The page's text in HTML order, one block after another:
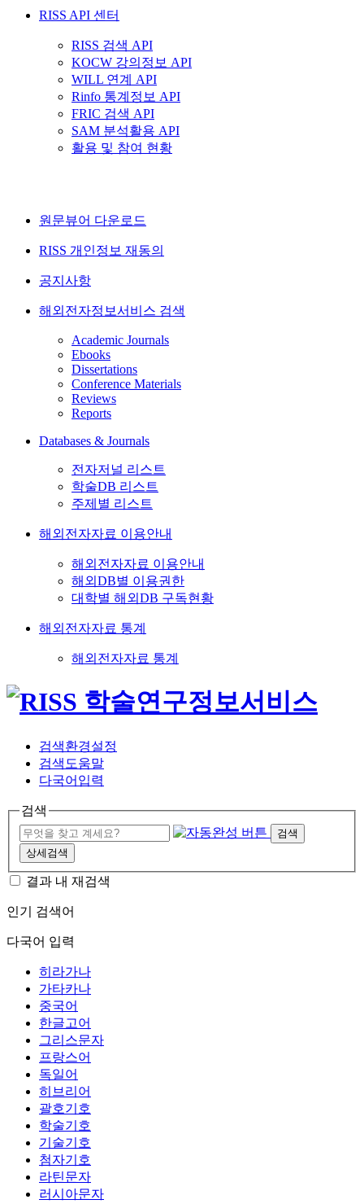
RISS API 센터
RISS 검색 API
KOCW 강의정보 API
WILL 연계 API
Rinfo 통계정보 API
FRIC 검색 API
SAM 분석활용 API
활용 및 참여 현황
원문뷰어 다운로드
RISS 개인정보 재동의
공지사항
해외전자정보서비스 검색
Academic Journals
Ebooks
Dissertations
Conference Materials
Reviews
Reports
Databases & Journals
전자저널 리스트
학술DB 리스트
주제별 리스트
해외전자자료 이용안내
해외전자자료 이용안내
해외DB별 이용권한
대학별 해외DB 구독현황
해외전자자료 통계
해외전자자료 통계
검색환경설정
검색도움말
다국어입력
검색
검색
상세검색
결과 내 재검색
인기 검색어
다국어 입력
히라가나
가타카나
중국어
한글고어
그리스문자
프랑스어
독일어
히브리어
괄호기호
학술기호
기술기호
첨자기호
라틴문자
러시아문자